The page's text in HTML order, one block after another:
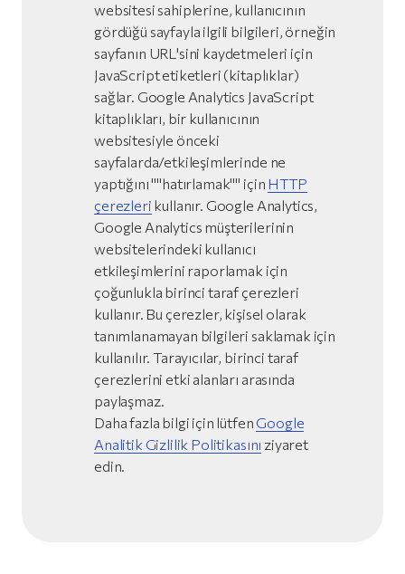
websitesi sahiplerine, kullanıcının
gördüğü sayfayla ilgili bilgileri, örneğin
sayfanın URL'sini kaydetmeleri için
JavaScript etiketleri (kitaplıklar)
sağlar. Google Analytics JavaScript
kitaplıkları, bir kullanıcının
websitesiyle önceki
sayfalarda/etkileşimlerinde ne
yaptığını ""hatırlamak"" için HTTP
çerezleri kullanır. Google Analytics,
Google Analytics müşterilerinin
websitelerindeki kullanıcı
etkileşimlerini raporlamak için
çoğunlukla birinci taraf çerezleri
kullanır. Bu çerezler, kişisel olarak
tanımlanamayan bilgileri saklamak için
kullanılır. Tarayıcılar, birinci taraf
çerezlerini etki alanları arasında
paylaşmaz.
Daha fazla bilgi için lütfen Google
Analitik Gizlilik Politikasını ziyaret
edin.